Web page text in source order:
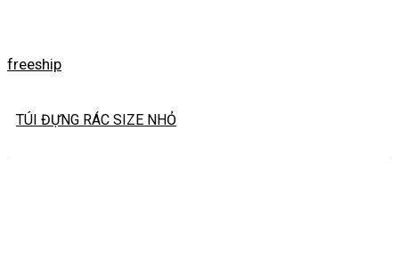
freeship
TÚI ĐỰNG RÁC SIZE NHỎ